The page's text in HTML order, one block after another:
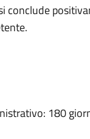
conclude
180